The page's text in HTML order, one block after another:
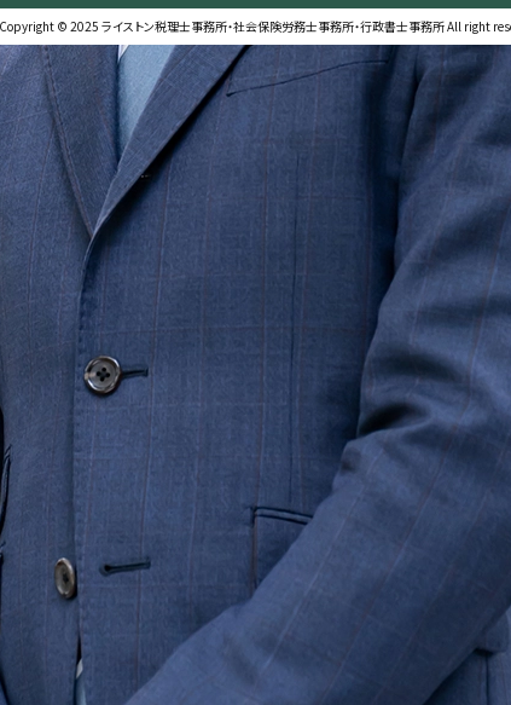
© 2025 ライストン税理士事務所・社会保険労務士事務所・行政書士事務所 All right